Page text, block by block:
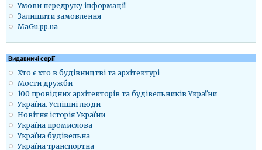
Умови передруку інформації
Залишити замовлення
MaGu.pp.ua
Видавничі серії
Хто є хто в будівництві та архітектурі
Мости дружби
100 провідних архітекторів та будівельників України
Україна. Успішні люди
Новітня історія України
Україна промислова
Україна будівельна
Україна транспортна